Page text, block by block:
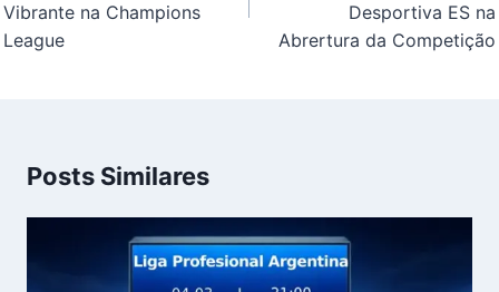
Vibrante na Champions
League
Desportiva ES na
Abrertura da Competição
Posts Similares